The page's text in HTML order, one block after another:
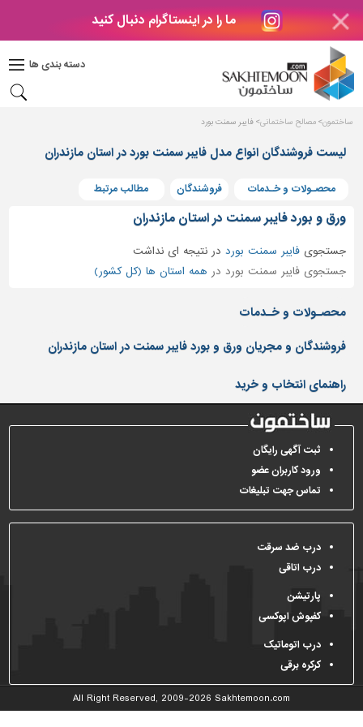
ما را در اینستاگرام دنبال کنید
دسته بندی ها
دکوراسیون
بتن
های
بتنی
و
پنجره
ساختمانی
نرده
و
حفاظ
کفپوش
و
سنگ
سرویس
بهداشتی
ابزار،یراق
و
آلات
برقی،روشنایی،ایمنی
محوطه
سازی
و
نما
ساخت
ساختمون مصالح ساختمانی فایبر سمنت بورد
لیست فروشندگان انواع مدل فایبر سمنت بورد در استان مازندران
محصـولات و خـدمات فروشندگان مطالب مرتبط
ورق و بورد فایبر سمنت در استان مازندران
جستجویفایبر سمنت بورد درنتیجه ای نداشت
جستجوی فایبر سمنت بورد در همه استان ها (کل کشور)
محصـولات و خـدمات
فروشندگان و مجریان ورق و بورد فایبر سمنت در استان مازندران
راهنمای انتخاب و خرید
ثبت آگهی رایگان
ورود کاربران عضو
تماس جهت تبلیغات
درب ضد سرقت
درب اتاقی
پارتیشن
کفپوش اپوکسی
درب اتوماتیک
کرکره برقی
All Right Reserved, 2009-2026 Sakhtemoon.com